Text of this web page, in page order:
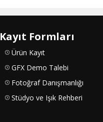
Kayıt Formları
Ürün Kayıt
GFX Demo Talebi
Fotoğraf Danışmanlığı
Stüdyo ve Işık Rehberi